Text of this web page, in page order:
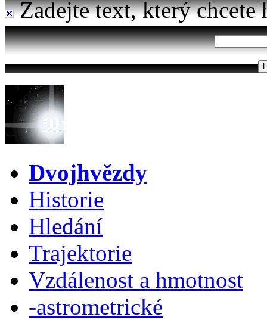
Zadejte text, který chcete
Dvojhvězdy
Historie
Hledání
Trajektorie
Vzdálenost a hmotnost
-astrometrické